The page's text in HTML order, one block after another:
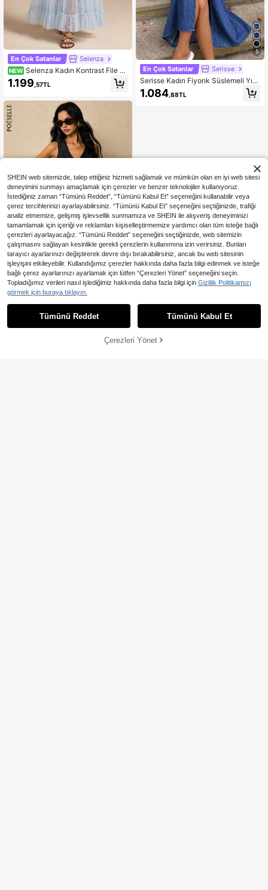
En Çok Satanlar Selenza
NEW Selenza Kadın Kontrast File D
etaylı Fırfırlı Etekli Denim Etek
1.199 ,57TL
6
En Çok Satanlar #Retro Kot Elbise
Poéselle Kadın V Yaka Tek Düğmeli
933,43TL
5
En Çok Satanlar Serisse
Serisse Kadın Fiyonk Süslemeli Yırt
maç Detaylı Günlük Gezme İçin De
nim Askılı Elbise
1.084 ,88TL
SEPETE EKLE
SHEIN web sitemizde, talep ettiğiniz hizmeti sağlamak ve mümkün olan en iyi web sitesi
deneyimini sunmayı amaçlamak için çerezler ve benzer teknolojiler kullanıyoruz.
İstediğiniz zaman “Tümünü Reddet”, “Tümünü Kabul Et” seçeneğini kullanabilir veya
çerez tercihlerinizi ayarlayabilirsiniz. “Tümünü Kabul Et” seçeneğini seçtiğinizde, trafiği
analiz etmemize, gelişmiş işlevsellik sunmamıza ve SHEIN ile alışveriş deneyiminizi
tamamlamak için içeriği ve reklamları kişiselleştirmemize yardımcı olan tüm isteğe bağlı
çerezleri ayarlayacağız. “Tümünü Reddet” seçeneğini seçtiğinizde, web sitemizin
çalışmasını sağlayan kesinlikle gerekli çerezlerin kullanımına izin verirsiniz. Bunları
tarayıcı ayarlarınızı değiştirerek devre dışı bırakabilirsiniz, ancak bu web sitesinin
işleyişini etkileyebilir. Kullandığımız çerezler hakkında daha fazla bilgi edinmek ve isteğe
bağlı çerez ayarlarınızı ayarlamak için lütfen “Çerezleri Yönet” seçeneğini seçin.
Topladığımız verileri nasıl işlediğimiz hakkında daha fazla bilgi için Gizlilik Politikamızı
görmek için buraya tıklayın.
Tümünü Reddet Tümünü Kabul Et
Çerezleri Yönet